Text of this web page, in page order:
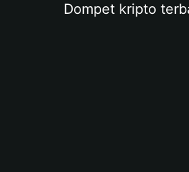
Dompet kripto